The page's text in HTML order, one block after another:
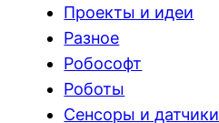
Проекты и идеи
Разное
Робософт
Роботы
Сенсоры и датчики